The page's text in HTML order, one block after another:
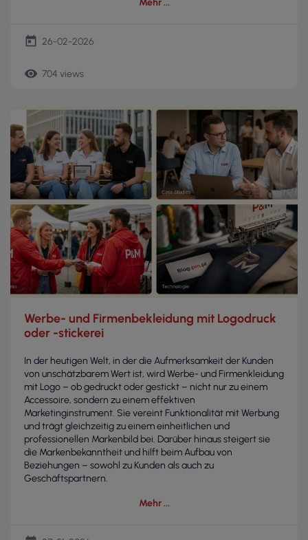
Mehr
today 26-02-2026
remove_red_eye 704 views
Werbe- und Firmenbekleidung mit Logodruck
oder -stickerei
In der heutigen Welt, in der die Aufmerksamkeit der Kunden
von unschätzbarem Wert ist, wird Werbe- und Firmenkleidung
mit Logo – ob gedruckt oder gestickt – nicht nur zu einem
Accessoire, sondern zu einem effektiven
Marketinginstrument. Sie vereint Funktionalität mit Werbung
und trägt gleichzeitig zu einem einheitlichen und
professionellen Markenbild bei. Darüber hinaus steigert sie
die Markenbekanntheit und hilft beim Aufbau von
Beziehungen – sowohl zu Kunden als auch zu
Geschäftspartnern.
Mehr